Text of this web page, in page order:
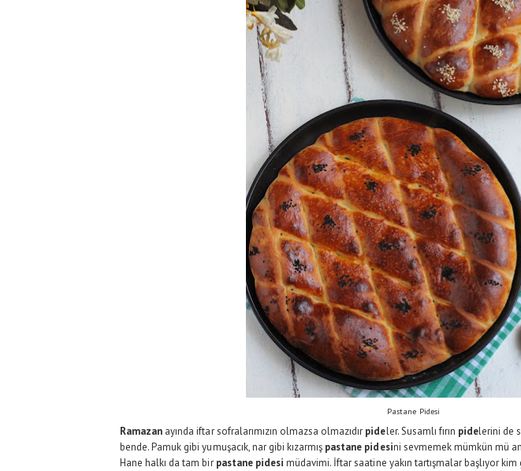
Pastane Pidesi
Ramazan ayında iftar sofralarımızın olmazsa olmazıdır pideler. Susamlı fırın pidelerini de
bende. Pamuk gibi yumuşacık, nar gibi kızarmış pastane pidesini sevmemek mümkün mü
Hane halkı da tam bir pastane pidesi müdavimi. İftar saatine yakın tartışmalar başlıyor